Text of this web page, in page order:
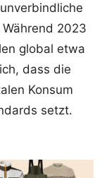
2023
global etwa
dass die
Konsum
setzt.